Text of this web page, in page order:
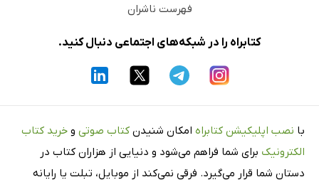
فهرست ناشران
کتابراه را در شبکه‌های اجتماعی دنبال کنید.
با نصب اپلیکیشن کتابراه امکان شنیدن کتاب صوتی و خرید کتاب
الکترونیک برای شما فراهم می‌شود و دنیایی از هزاران کتاب در
دستان شما قرار می‌گیرد. فرقی نمی‌کند از موبایل، تبلت یا رایانه